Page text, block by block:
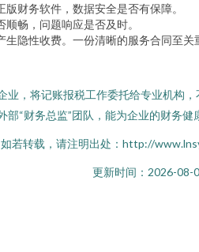
财务软件，数据安全是否有保障。
畅，问题响应是否及时。
隐性收费。一份清晰的服务合同至关
，将记账报税工作委托给专业机构
“财务总监”团队，能为企业的财务健
如若转载，请注明出处：http://
更新时间：2026-08-